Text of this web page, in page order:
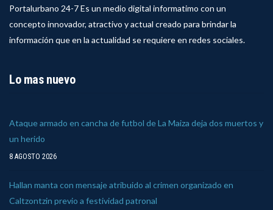
Portalurbano 24-7 Es un medio digital informatimo con un
concepto innovador, atractivo y actual creado para brindar la
información que en la actualidad se requiere en redes sociales.
Lo mas nuevo
Ataque armado en cancha de futbol de La Maiza deja dos muertos y
un herido
8 AGOSTO 2026
Hallan manta con mensaje atribuido al crimen organizado en
Caltzontzin previo a festividad patronal